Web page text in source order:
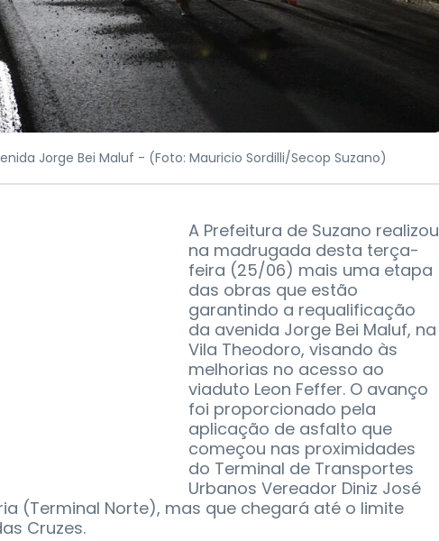
Jorge Bei Maluf - (Foto: Mauricio Sordilli/Secop Suzano)
A Prefeitura de Suzano realizou
na madrugada desta terça-
feira (25/06) mais uma etapa
das obras que estão
garantindo a requalificação
da avenida Jorge Bei Maluf, na
Vila Theodoro, visando às
melhorias no acesso ao
viaduto Leon Feffer. O avanço
foi proporcionado pela
aplicação de asfalto que
começou nas proximidades
do Terminal de Transportes
Urbanos Vereador Diniz José
(Terminal Norte), mas que chegará até o limite
Cruzes.